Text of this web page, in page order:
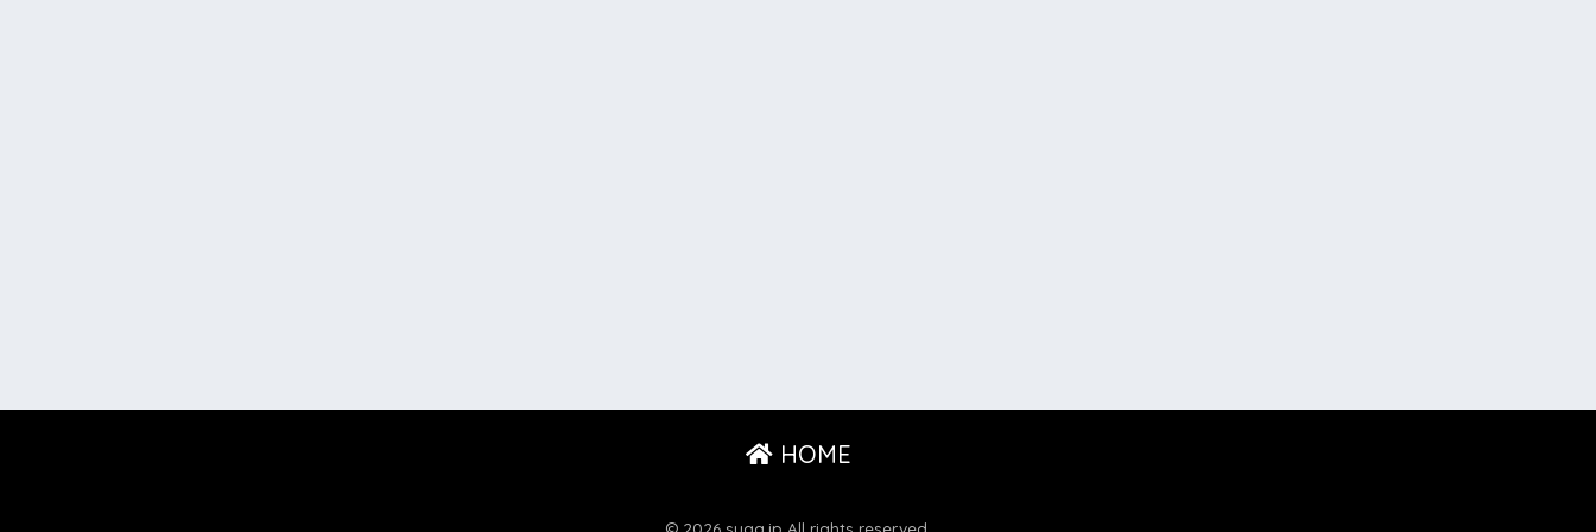
HOME
© 2026 suga.jp All rights reserved.